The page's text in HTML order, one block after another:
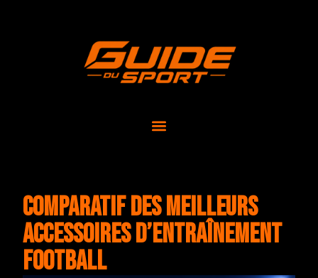
Comparatif des Meilleurs
Accessoires d’Entraînement
Football